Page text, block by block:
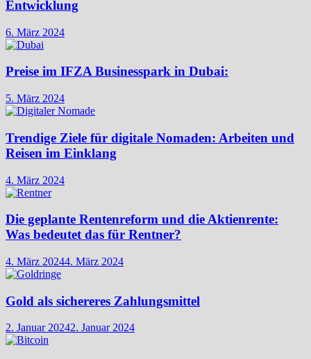
Entwicklung
6. März 2024
Preise im IFZA Businesspark in Dubai:
5. März 2024
Trendige Ziele für digitale Nomaden: Arbeiten und
Reisen im Einklang
4. März 2024
Die geplante Rentenreform und die Aktienrente:
Was bedeutet das für Rentner?
4. März 20244. März 2024
Gold als sichereres Zahlungsmittel
2. Januar 20242. Januar 2024